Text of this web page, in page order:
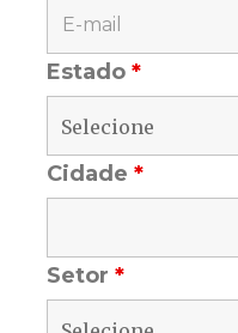
Estado*
Cidade*
Setor*